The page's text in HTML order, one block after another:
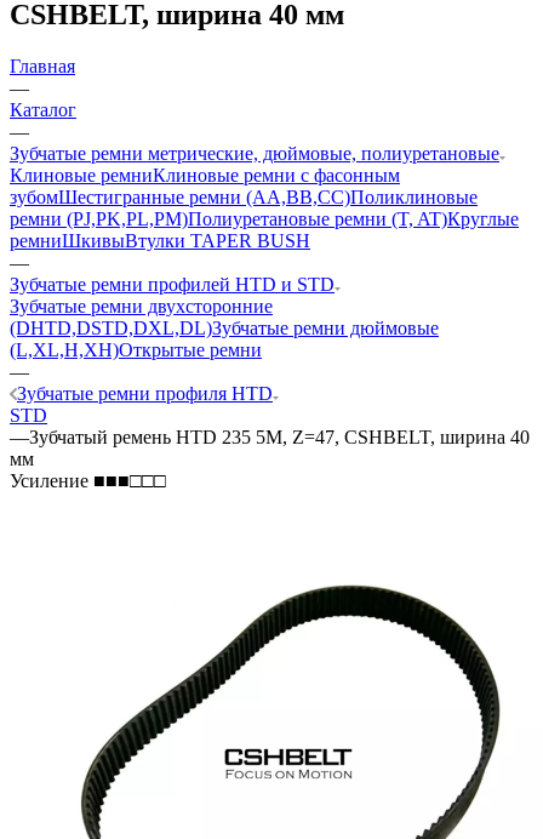
CSHBELT, ширина 40 мм
Главная
—
Каталог
—
Зубчатые ремни метрические, дюймовые, полиуретановые
Клиновые ремниКлиновые ремни с фасонным
зубомШестигранные ремни (AA,BB,CC)Поликлиновые
ремни (PJ,PK,PL,PM)Полиуретановые ремни (T, AT)Круглые
ремниШкивыВтулки TAPER BUSH
—
Зубчатые ремни профилей HTD и STD
Зубчатые ремни двухсторонние
(DHTD,DSTD,DXL,DL)Зубчатые ремни дюймовые
(L,XL,H,XH)Открытые ремни
—
Зубчатые ремни профиля HTD
STD
—Зубчатый ремень HTD 235 5M, Z=47, CSHBELT, ширина 40
мм
Усиление ■■■□□□